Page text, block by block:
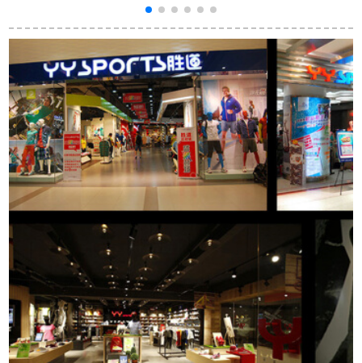
ビビ、チサダンAQ
ズの女性は1サズが、
男性は2サズが39よリ
が小さい。
型の夏の男女のカー
リングの凉しいスッ
キリ量の通气性のカ
ジュア人の字は星空
の青/红火色-822を引
いています。
の夏2020年新型スリ
パンの外でファンシ
ーのハイヒアを履い
て1字はベルカラを引
いてくれま
す/6009(高7.7 cmと
34 cm)